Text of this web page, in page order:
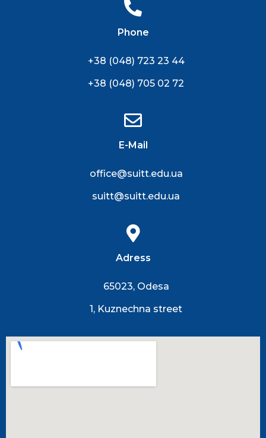
Phone
+38 (048) 723 23 44
+38 (048) 705 02 72
E-Mail
office@suitt.edu.ua
suitt@suitt.edu.ua
Adress
65023, Odesa
1, Kuznechna street